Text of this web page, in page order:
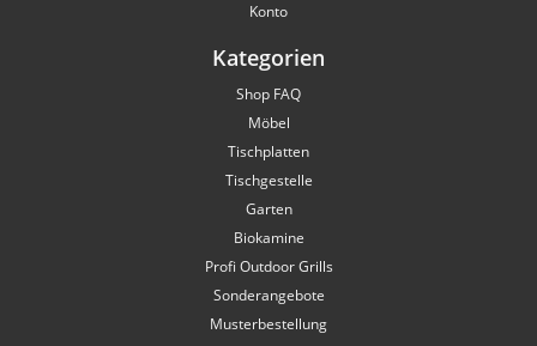
Konto
Kategorien
Shop FAQ
Möbel
Tischplatten
Tischgestelle
Garten
Biokamine
Profi Outdoor Grills
Sonderangebote
Musterbestellung